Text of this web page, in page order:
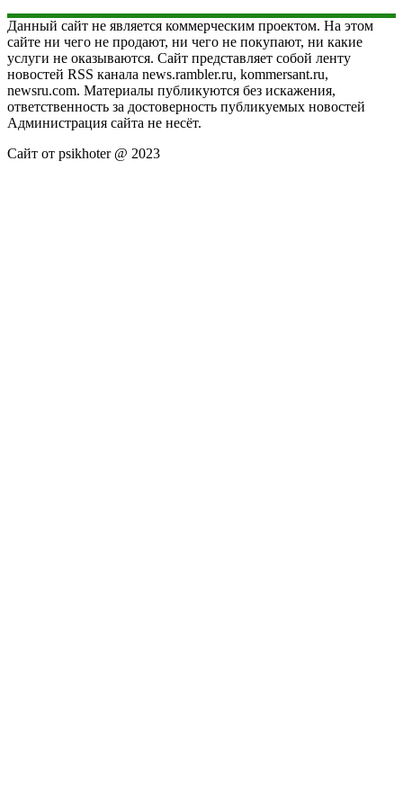
Данный сайт не является коммерческим проектом. На этом
сайте ни чего не продают, ни чего не покупают, ни какие
услуги не оказываются. Сайт представляет собой ленту
новостей RSS канала news.rambler.ru, kommersant.ru,
newsru.com. Материалы публикуются без искажения,
ответственность за достоверность публикуемых новостей
Администрация сайта не несёт.
Сайт от psikhoter @ 2023